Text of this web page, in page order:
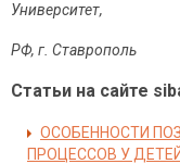
Университет,
РФ, г. Ставрополь
Статьи на сайте
ОСОБЕННОСТИ
ПРОЦЕССОВ У